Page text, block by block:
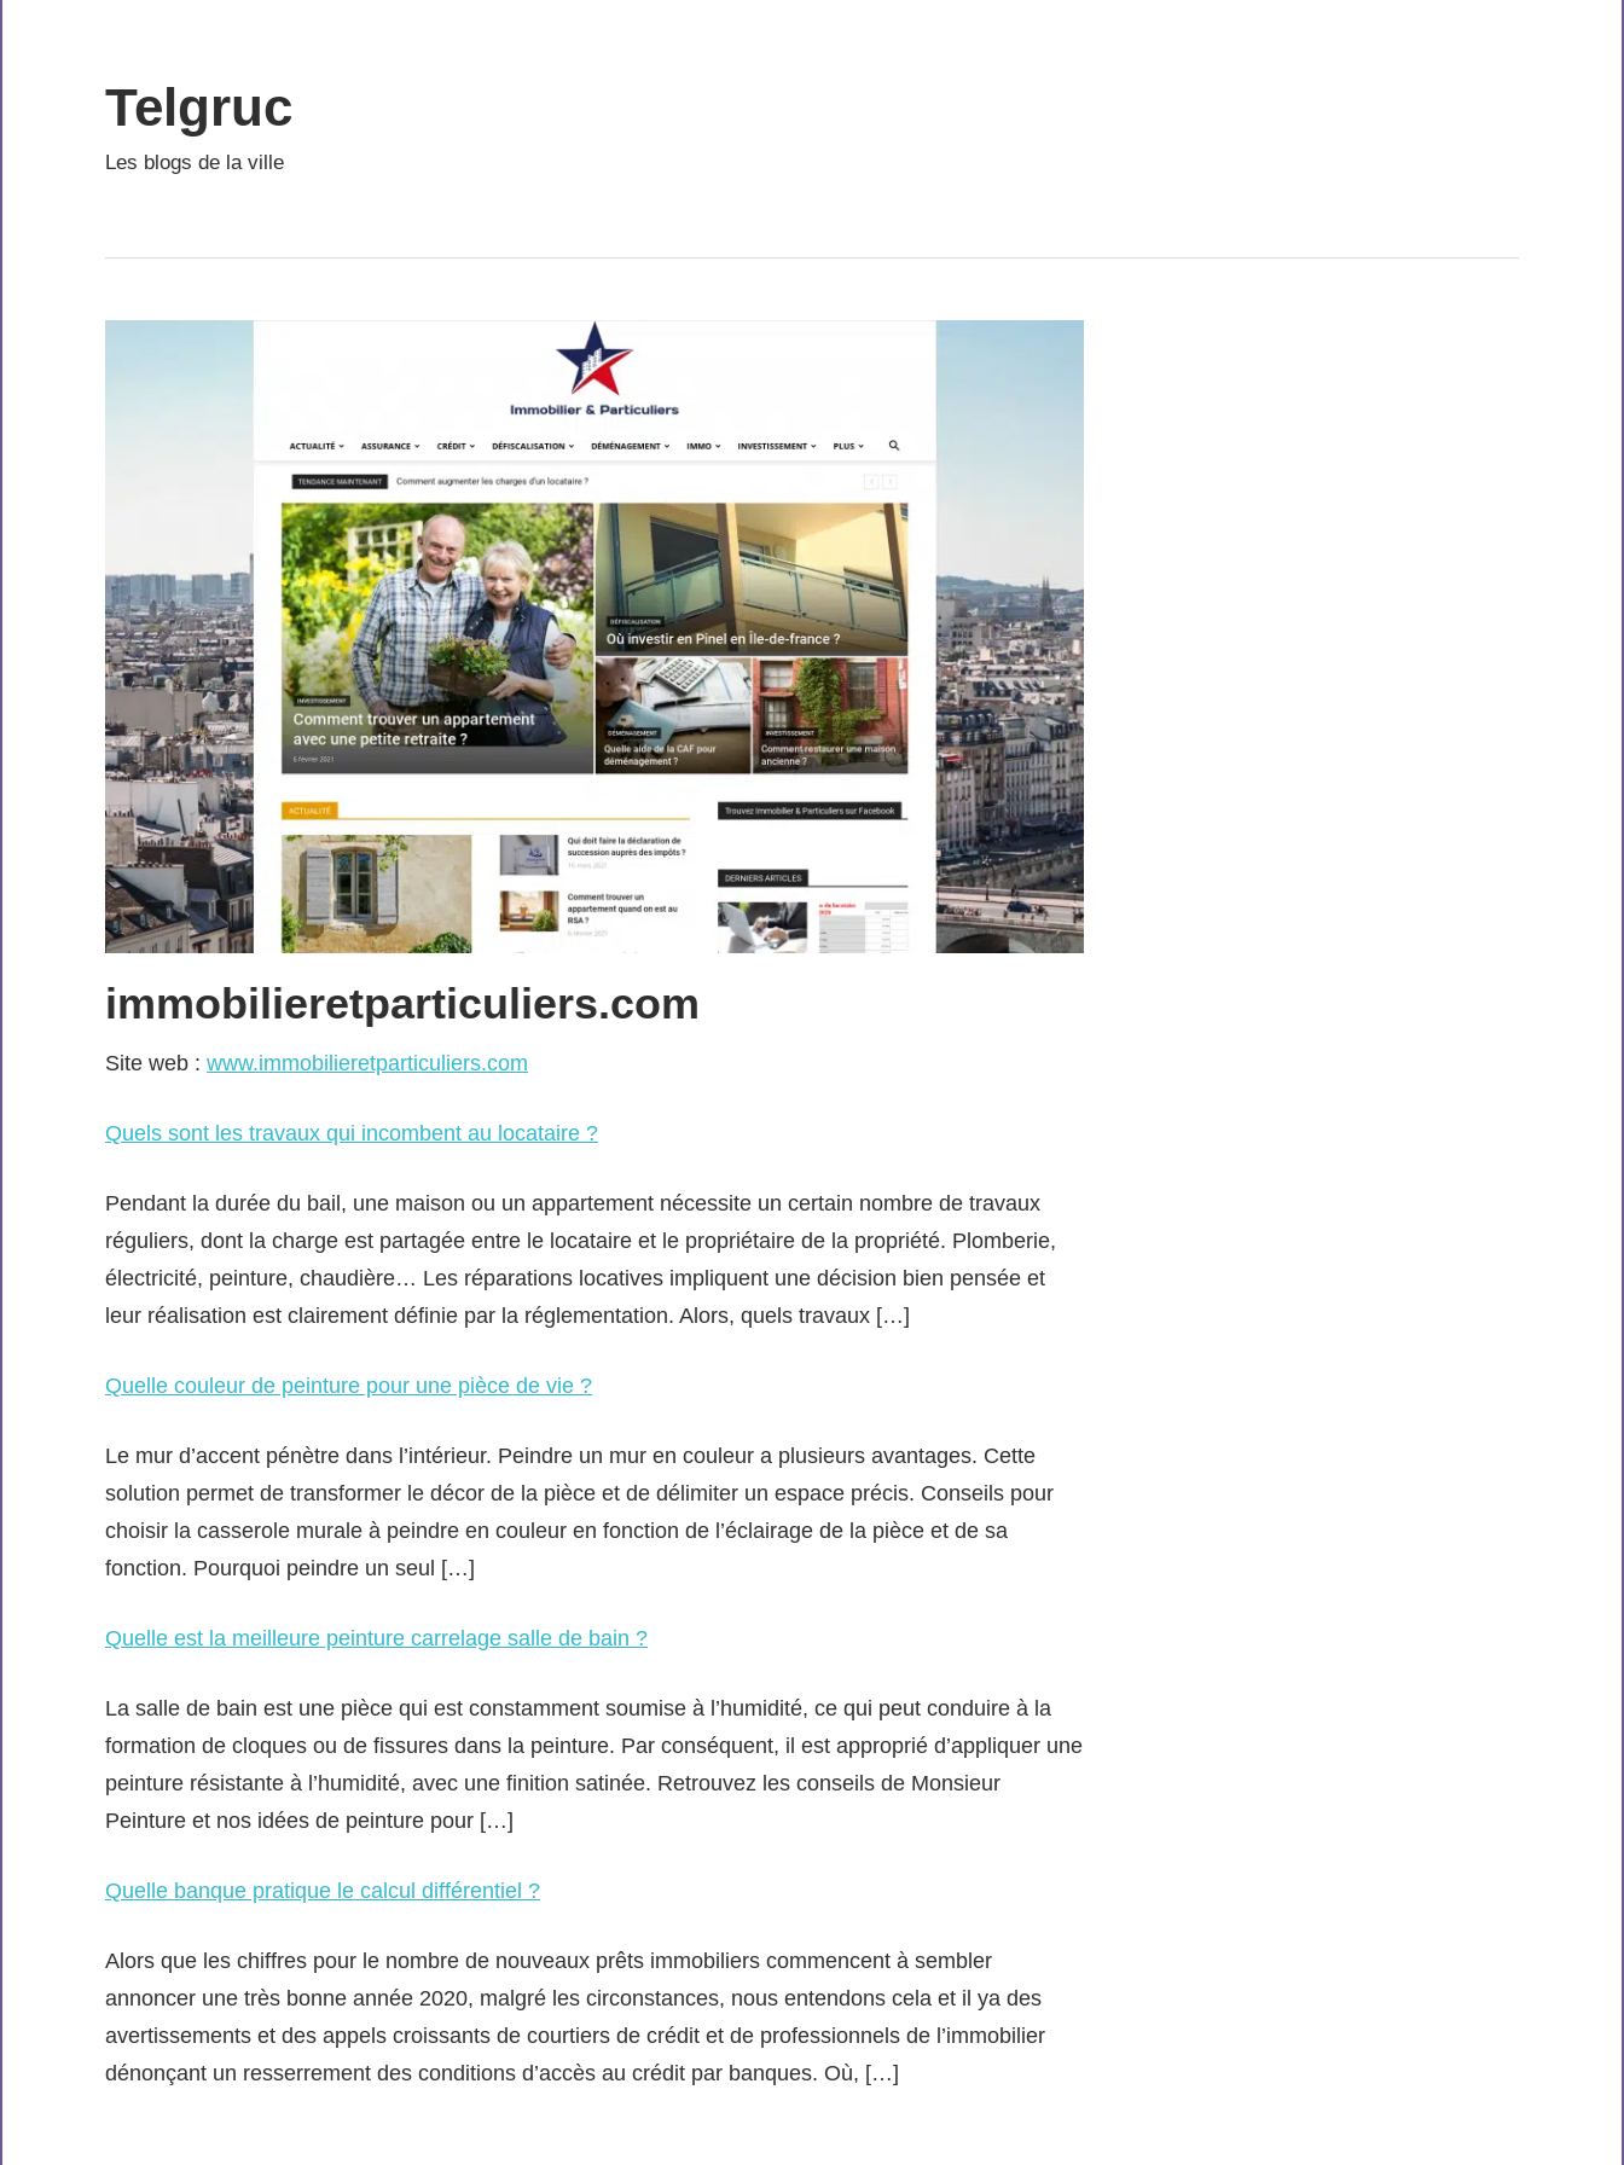
content
Telgruc
Les blogs de la ville
immobilieretparticuliers.com
Site web : www.immobilieretparticuliers.com
Quels sont les travaux qui incombent au locataire ?
Pendant la durée du bail, une maison ou un appartement nécessite un certain nombre de travaux
réguliers, dont la charge est partagée entre le locataire et le propriétaire de la propriété. Plomberie,
électricité, peinture, chaudière… Les réparations locatives impliquent une décision bien pensée et
leur réalisation est clairement définie par la réglementation. Alors, quels travaux […]
Quelle couleur de peinture pour une pièce de vie ?
Le mur d’accent pénètre dans l’intérieur. Peindre un mur en couleur a plusieurs avantages. Cette
solution permet de transformer le décor de la pièce et de délimiter un espace précis. Conseils pour
choisir la casserole murale à peindre en couleur en fonction de l’éclairage de la pièce et de sa
fonction. Pourquoi peindre un seul […]
Quelle est la meilleure peinture carrelage salle de bain ?
La salle de bain est une pièce qui est constamment soumise à l’humidité, ce qui peut conduire à la
formation de cloques ou de fissures dans la peinture. Par conséquent, il est approprié d’appliquer une
peinture résistante à l’humidité, avec une finition satinée. Retrouvez les conseils de Monsieur
Peinture et nos idées de peinture pour […]
Quelle banque pratique le calcul différentiel ?
Alors que les chiffres pour le nombre de nouveaux prêts immobiliers commencent à sembler
annoncer une très bonne année 2020, malgré les circonstances, nous entendons cela et il ya des
avertissements et des appels croissants de courtiers de crédit et de professionnels de l’immobilier
dénonçant un resserrement des conditions d’accès au crédit par banques. Où, […]